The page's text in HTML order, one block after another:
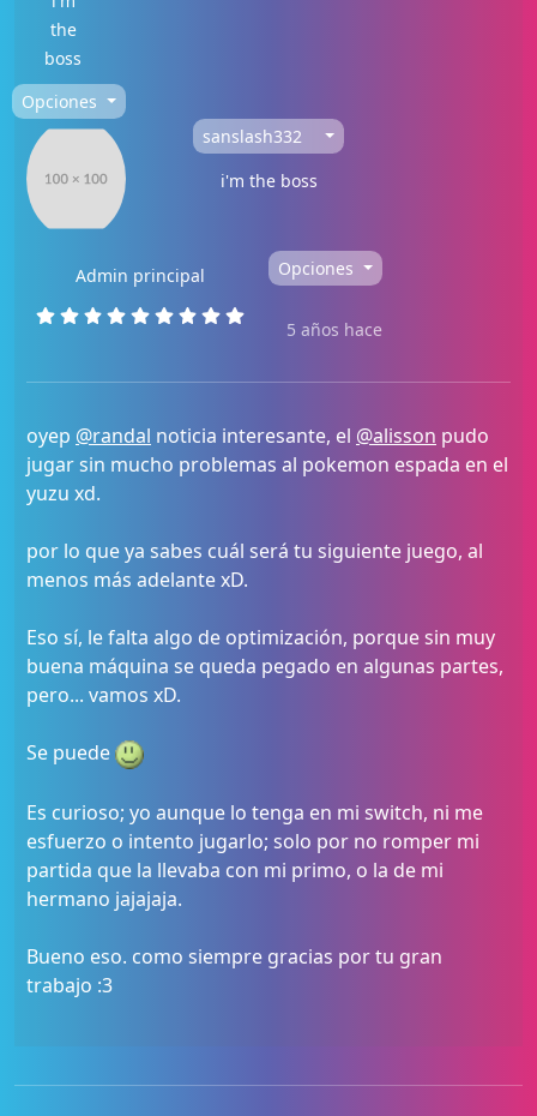
the
boss
Opciones
sanslash332
i'm the boss
Admin principal Opciones
5 años hace
oyep @randal noticia interesante, el @alisson pudo
jugar sin mucho problemas al pokemon espada en el
yuzu xd.
por lo que ya sabes cuál será tu siguiente juego, al
menos más adelante xD.
Eso sí, le falta algo de optimización, porque sin muy
buena máquina se queda pegado en algunas partes,
pero... vamos xD.
Se puede
Es curioso; yo aunque lo tenga en mi switch, ni me
esfuerzo o intento jugarlo; solo por no romper mi
partida que la llevaba con mi primo, o la de mi
hermano jajajaja.
Bueno eso. como siempre gracias por tu gran
trabajo :3